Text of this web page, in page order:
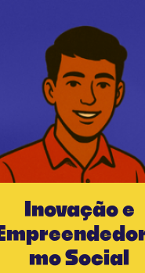
Inovação e
mo Social